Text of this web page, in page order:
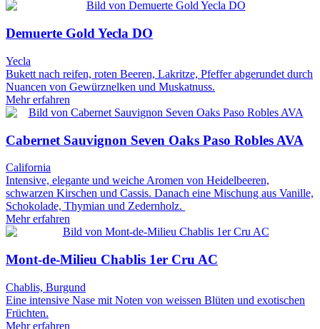
Demuerte Gold Yecla DO
Yecla
Bukett nach reifen, roten Beeren, Lakritze, Pfeffer abgerundet durch
Nuancen von Gewürznelken und Muskatnuss.
Mehr erfahren
Cabernet Sauvignon Seven Oaks Paso Robles AVA
California
Intensive, elegante und weiche Aromen von Heidelbeeren,
schwarzen Kirschen und Cassis. Danach eine Mischung aus Vanille,
Schokolade, Thymian und Zedernholz.
Mehr erfahren
Mont-de-Milieu Chablis 1er Cru AC
Chablis, Burgund
Eine intensive Nase mit Noten von weissen Blüten und exotischen
Früchten.
Mehr erfahren